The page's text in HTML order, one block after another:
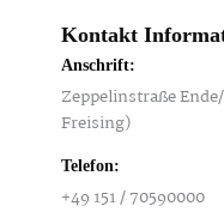
Kontakt
Anschrift:
Zeppelinstraße
Freising)
Telefon:
+49 151 / 70590000